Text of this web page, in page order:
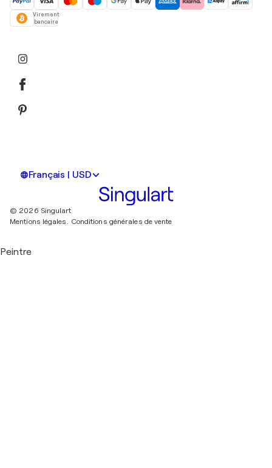
Virement
bancaire
Français | USD
© 2026 Singulart
Mentions légales.
Conditions générales de vente
Peintre